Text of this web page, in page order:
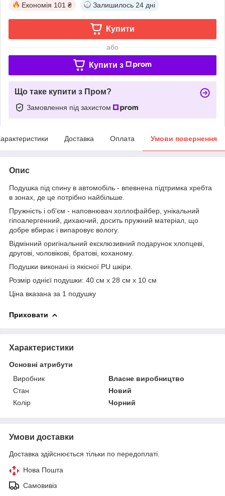
Економія 101 ₴ Залишилось 24 дні
Купити
або
Купити з
Що таке купити з Пром?
Замовлення під захистом
Доставка Оплата Умови повернення
Опис
Подушка під спину в автомобіль - впевнена підтримка хребта
в зонах, де це потрібно найбільше.
Пружність і об'єм - наповнювач холлофайбер, унікальний
гіпоалергенний, дихаючий, досить пружний матеріал, що
добре вбирає і випаровує вологу.
Відмінний оригінальний ексклюзивний подарунок хлопцеві,
другові, чоловікові, братові, коханому.
Подушки виконані із якісної PU шкіри.
Розмір однієї подушки: 40 см х 28 см х 10 см
Ціна вказана за 1 подушку
Приховати
Характеристики
Основні атрибути
Виробник
Власне виробництво
Стан
Новий
Колір
Чорний
Умови доставки
Доставка здійснюється тільки по передоплаті.
Нова Пошта
Самовивіз